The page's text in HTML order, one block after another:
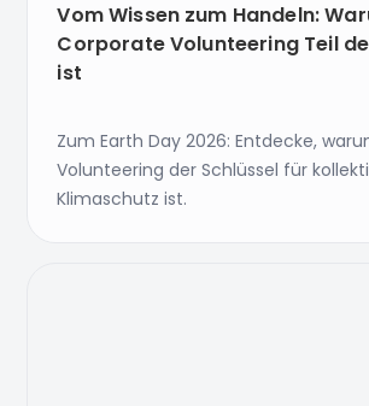
Vom Wissen zum Handeln:
Corporate Volunteering Teil
ist
Zum Earth Day 2026: Entdecke,
Volunteering der Schlüssel für
Klimaschutz ist.